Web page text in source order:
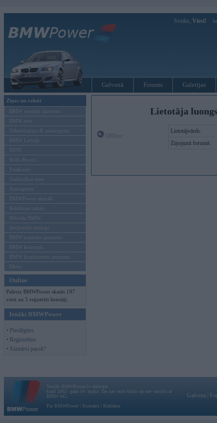
Sveiks, Viesi!
Galvenā Forums Galerijas
Ziņas un raksti
BMW modeļu jaunumi
BMW testi
Tehnoloģijas & sasniegumi
BMW Latvijā
MINI
Rolls-Royce
Pasākumi
Vadāmības tests
Autosports
BMWPower aktuāli
Reklāmas raksti
Mēneša BMW
Sērijveida tūnings
BMW pasaules jaunumi
BMW koncepti
BMW konkurentu jaunumi
Moto
Online
Pašreiz BMWPower skatās 197
viesi un 5 reģistrēti lietotāji.
Ienākt BMWPower
• Pieslēgties
• Reģistrēties
• Aizmirsi paroli?
Lietotāja
Lietotājvārds:
Ziņojumi forumā:
Vortāls BMWPower.lv darbojas
kopš 2002. gada 14. maija. Tas nav auto klubs un nav saistīts ar
BMW AG.
Par BMWPower
Kontakti Reklāma
Galvena